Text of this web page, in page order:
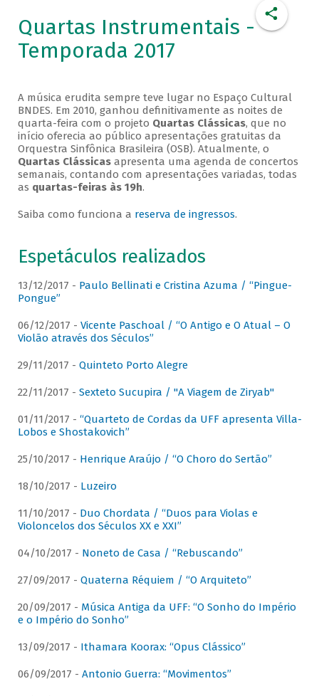
Quartas Instrumentais -
Temporada 2017
A música erudita sempre teve lugar no Espaço Cultural
BNDES. Em 2010, ganhou definitivamente as noites de
quarta-feira com o projeto Quartas Clássicas, que no
início oferecia ao público apresentações gratuitas da
Orquestra Sinfônica Brasileira (OSB). Atualmente, o
Quartas Clássicasapresenta uma agenda de concertos
semanais, contando com apresentações variadas, todas
as quartas-feiras às 19h.
Saiba como funciona a reserva de ingressos.
Espetáculos realizados
13/12/2017 - Paulo Bellinati e Cristina Azuma / “Pingue-
Pongue”
06/12/2017 - Vicente Paschoal / “O Antigo e O Atual – O
Violão através dos Séculos”
29/11/2017 - Quinteto Porto Alegre
22/11/2017 - Sexteto Sucupira / "A Viagem de Ziryab"
01/11/2017 - “Quarteto de Cordas da UFF apresenta Villa-
Lobos e Shostakovich”
25/10/2017 - Henrique Araújo / “O Choro do Sertão”
18/10/2017 - Luzeiro
11/10/2017 - Duo Chordata / “Duos para Violas e
Violoncelos dos Séculos XX e XXI”
04/10/2017 - Noneto de Casa / “Rebuscando”
27/09/2017 - Quaterna Réquiem / “O Arquiteto”
20/09/2017 - Música Antiga da UFF: “O Sonho do Império
e o Império do Sonho”
13/09/2017 - Ithamara Koorax: “Opus Clássico”
06/09/2017 - Antonio Guerra: “Movimentos”